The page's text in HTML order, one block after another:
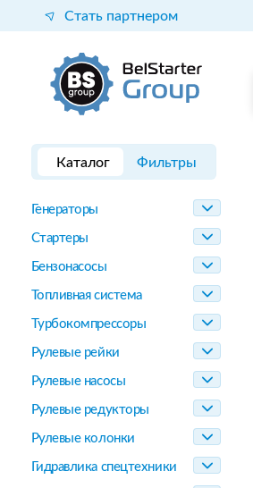
Стать партнером
Каталог Фильтры
Генераторы
Стартеры
Бензонасосы
Топливная система
Турбокомпрессоры
Рулевые рейки
Рулевые насосы
Рулевые редукторы
Рулевые колонки
Гидравлика спецтехники